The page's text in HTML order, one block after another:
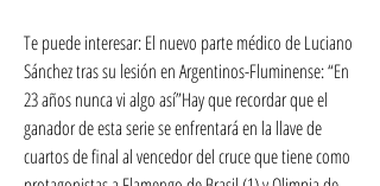
Te puede interesar: El nuevo parte médico de Luciano
Sánchez tras su lesión en Argentinos-Fluminense: “En
23 años nunca vi algo así”Hay que recordar que el
ganador de esta serie se enfrentará en la llave de
cuartos de final al vencedor del cruce que tiene como